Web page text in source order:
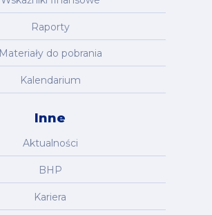
Raporty
Materiały do pobrania
Kalendarium
Inne
Aktualności
BHP
Kariera